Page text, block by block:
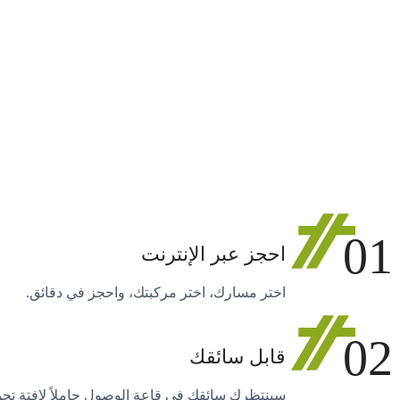
01 احجز عبر الإنترنت
اختر مسارك، اختر مركبتك، واحجز في دقائق.
02 قابل سائقك
سينتظرك سائقك في قاعة الوصول حاملاً لافتة